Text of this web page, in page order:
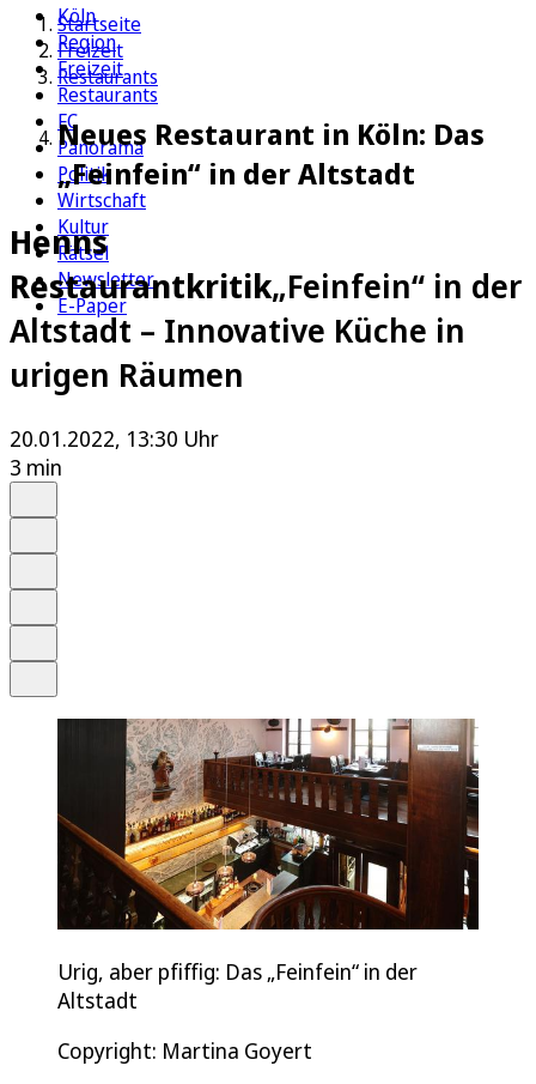
Köln
Region
Freizeit
Restaurants
FC
Panorama
Politik
Wirtschaft
Kultur
Rätsel
Newsletter
E-Paper
Startseite
Freizeit
Restaurants
Neues Restaurant in Köln: Das
„Feinfein“ in der Altstadt
Henns
Restaurantkritik„Feinfein“ in der
Altstadt – Innovative Küche in
urigen Räumen
20.01.2022, 13:30 Uhr
3 min
Urig, aber pfiffig: Das „Feinfein“ in der
Altstadt
Copyright: Martina Goyert